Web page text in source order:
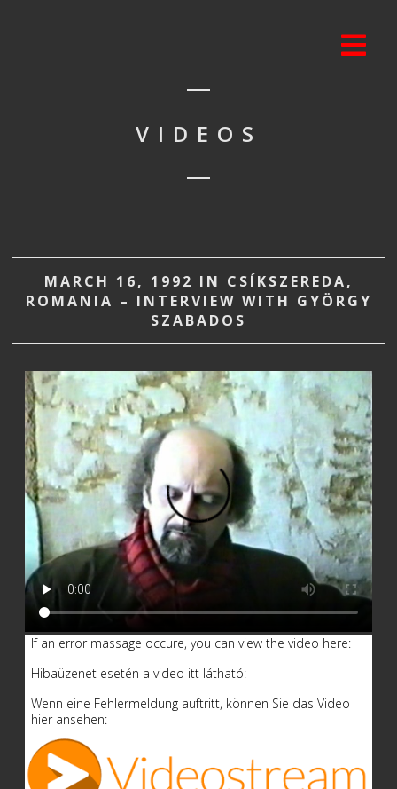
VIDEOS
MARCH 16, 1992 IN CSÍKSZEREDA,
ROMANIA – INTERVIEW WITH GYÖRGY
SZABADOS
If an error massage occure, you can view the video here:
Hibaüzenet esetén a video itt látható:
Wenn eine Fehlermeldung auftritt, können Sie das Video
hier ansehen: